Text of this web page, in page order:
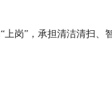
岗”，承担清洁清扫、